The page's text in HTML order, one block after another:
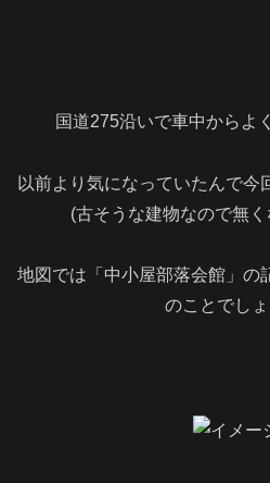
国道275沿いで車中からよ
以前より気になっていたんで今
(古そうな建物なので無
地図では「中小屋部落会館」の
のことでしょ